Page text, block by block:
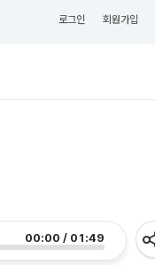
로그인 회원가입
00:00 / 01:49